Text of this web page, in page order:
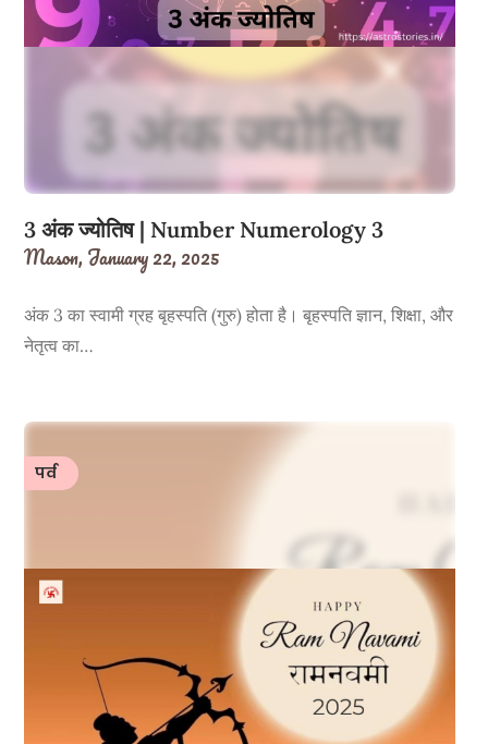
3 अंक ज्योतिष | Number Numerology 3
Mason,January 22, 2025
अंक 3 का स्वामी ग्रह बृहस्पति (गुरु) होता है। बृहस्पति ज्ञान, शिक्षा, और
नेतृत्व का…
पर्व